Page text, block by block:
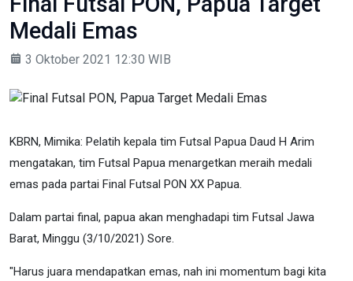
Medali Emas
3 Oktober 2021 12:30 WIB
KBRN, Mimika: Pelatih kepala tim Futsal Papua Daud H Arim
mengatakan, tim Futsal Papua menargetkan meraih medali
emas pada partai Final Futsal PON XX Papua.
Dalam partai final, papua akan menghadapi tim Futsal Jawa
Barat, Minggu (3/10/2021) Sore.
"Harus juara mendapatkan emas, nah ini momentum bagi kita